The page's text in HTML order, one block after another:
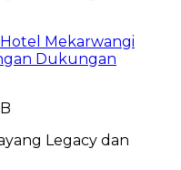
Mekarwangi
Dukungan